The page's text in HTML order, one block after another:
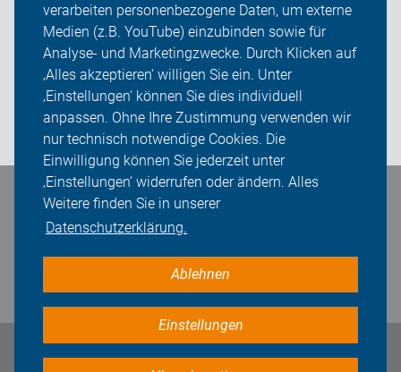
verarbeiten personenbezogene Daten, um externe
Medien (z.B. YouTube) einzubinden sowie für
Analyse- und Marketingzwecke. Durch Klicken auf
‚Alles akzeptieren‘ willigen Sie ein. Unter
‚Einstellungen‘ können Sie dies individuell
anpassen. Ohne Ihre Zustimmung verwenden wir
nur technisch notwendige Cookies. Die
Einwilligung können Sie jederzeit unter
‚Einstellungen‘ widerrufen oder ändern. Alles
Weitere finden Sie in unserer
Datenschutzerklärung.
Ablehnen
Einstellungen
Service-Angebote
ADFC Offenburg
Sei dabei
Login
Bleiben Sie in Kontakt